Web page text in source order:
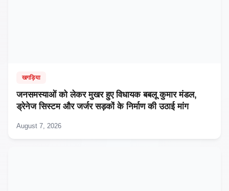
खगड़िया
जनसमस्याओं को लेकर मुखर हुए विधायक बबलू कुमार मंडल,
ड्रेनेज सिस्टम और जर्जर सड़कों के निर्माण की उठाई मांग
August 7, 2026